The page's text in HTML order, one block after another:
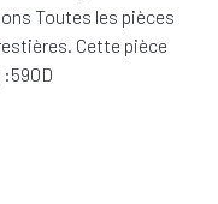
Toutes les pièces
Cette pièce